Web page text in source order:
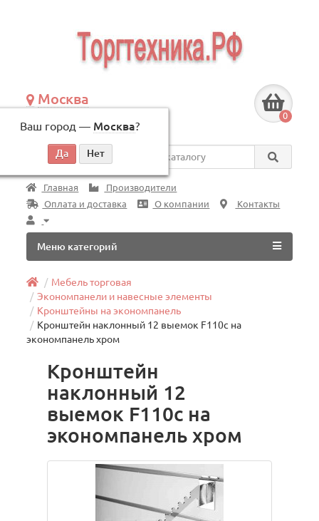
Москва
Ваш город — Москва?
по будням, с 09:00 до 18:00
0
Везде
Главная
Производители
Оплата и доставка
О компании Контакты
Меню категорий
Мебель торговая
Экономпанели и навесные элементы
Кронштейны на экономпанель
Кронштейн наклонный 12 выемок F110c на
экономпанель хром
Кронштейн
наклонный 12
выемок F110c на
экономпанель хром